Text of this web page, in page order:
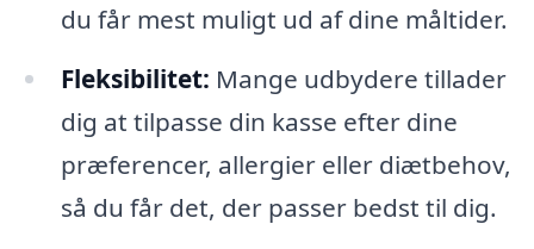
du får mest muligt ud af dine måltider.
Fleksibilitet: Mange udbydere tillader
dig at tilpasse din kasse efter dine
præferencer, allergier eller diætbehov,
så du får det, der passer bedst til dig.